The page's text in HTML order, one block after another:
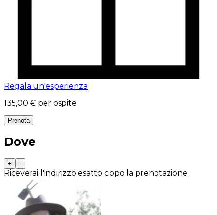
Regala un'esperienza
135,00 € per ospite
Prenota
Dove
+ -
Riceverai l'indirizzo esatto dopo la prenotazione